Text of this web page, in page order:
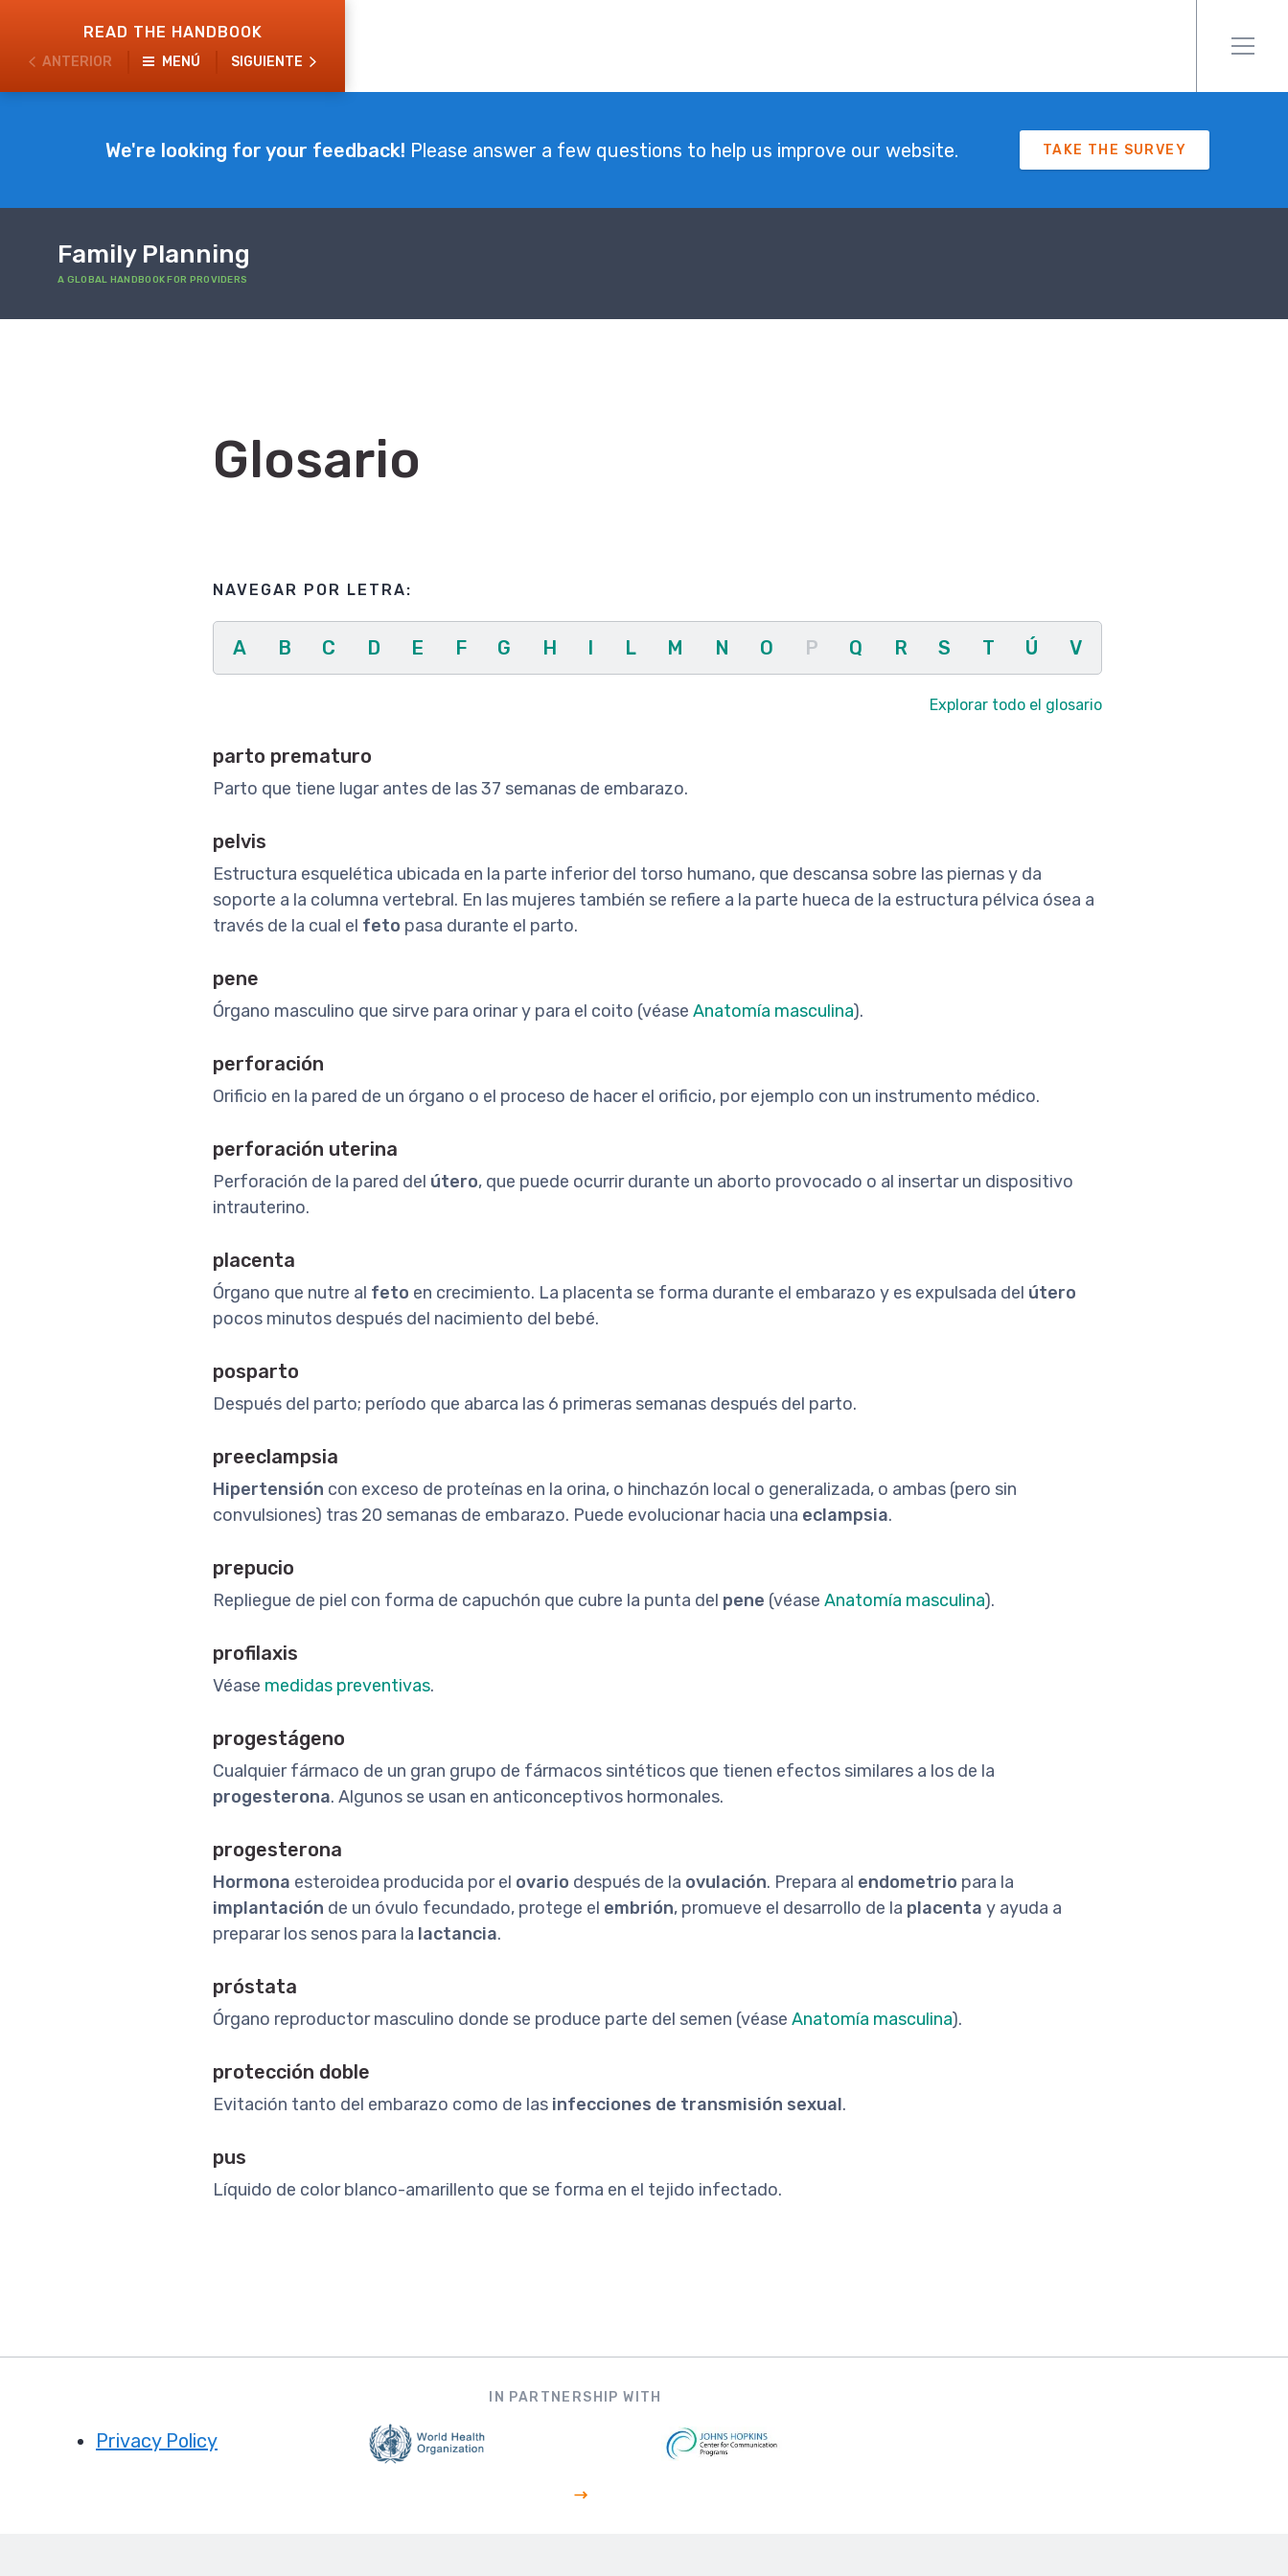
to
main
content
READ THE HANDBOOK
ANTERIOR MENÚ SIGUIENTE
We're looking for your feedback! Please answer a few questions to help us improve our website. TAKE THE SURVEY
Family Planning
A GLOBAL HANDBOOK FOR PROVIDERS
Glosario
NAVEGAR POR LETRA:
A B C D E F G H I L M N O P Q R S T Ú V
Explorar todo el glosario
parto prematuro
Parto que tiene lugar antes de las 37 semanas de embarazo.
pelvis
Estructura esquelética ubicada en la parte inferior del torso humano, que descansa sobre las piernas y da
soporte a la columna vertebral. En las mujeres también se refiere a la parte hueca de la estructura pélvica ósea a
través de la cual el feto pasa durante el parto.
pene
Órgano masculino que sirve para orinar y para el coito (véase Anatomía masculina).
perforación
Orificio en la pared de un órgano o el proceso de hacer el orificio, por ejemplo con un instrumento médico.
perforación uterina
Perforación de la pared del útero, que puede ocurrir durante un aborto provocado o al insertar un dispositivo
intrauterino.
placenta
Órgano que nutre al feto en crecimiento. La placenta se forma durante el embarazo y es expulsada del útero
pocos minutos después del nacimiento del bebé.
posparto
Después del parto; período que abarca las 6 primeras semanas después del parto.
preeclampsia
Hipertensión con exceso de proteínas en la orina, o hinchazón local o generalizada, o ambas (pero sin
convulsiones) tras 20 semanas de embarazo. Puede evolucionar hacia una eclampsia.
prepucio
Repliegue de piel con forma de capuchón que cubre la punta del pene (véase Anatomía masculina).
profilaxis
Véase medidas preventivas.
progestágeno
Cualquier fármaco de un gran grupo de fármacos sintéticos que tienen efectos similares a los de la
progesterona. Algunos se usan en anticonceptivos hormonales.
progesterona
Hormona esteroidea producida por el ovario después de la ovulación. Prepara al endometrio para la
implantación de un óvulo fecundado, protege el embrión, promueve el desarrollo de la placenta y ayuda a
preparar los senos para la lactancia.
próstata
Órgano reproductor masculino donde se produce parte del semen (véase Anatomía masculina).
protección doble
Evitación tanto del embarazo como de las infecciones de transmisión sexual.
pus
Líquido de color blanco-amarillento que se forma en el tejido infectado.
Footer
Privacy Policy
IN PARTNERSHIP WITH